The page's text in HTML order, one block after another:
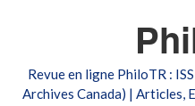
Revue en ligne PhiloTR :
Archives Canada) | Articles,